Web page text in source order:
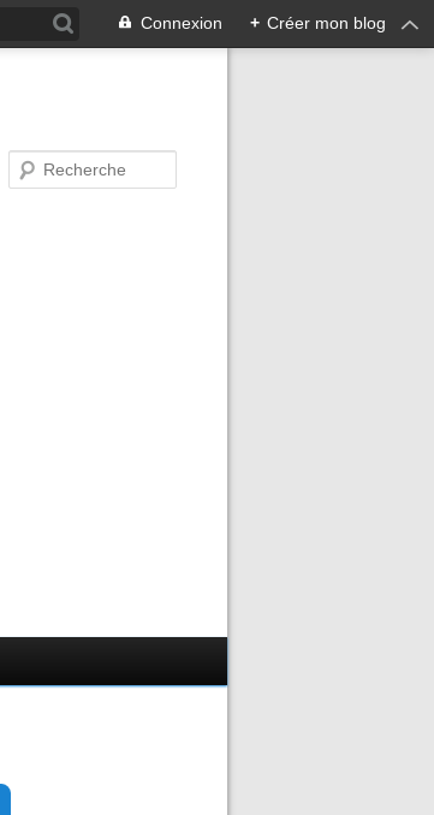
Connexion + Créer mon blog